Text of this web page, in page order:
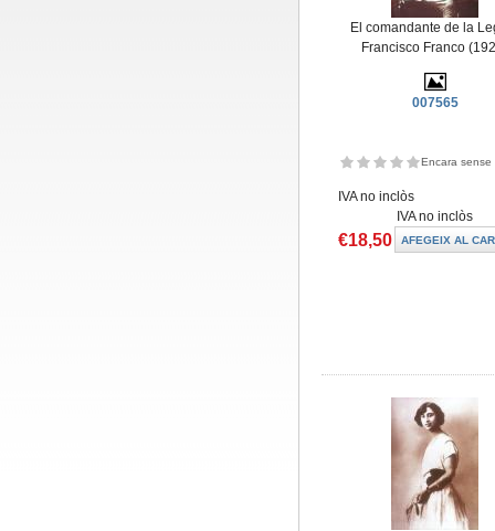
El comandante de la
Francisco Franco
007565
Encara sense
IVA no inclòs
IVA no inclòs
€18,50